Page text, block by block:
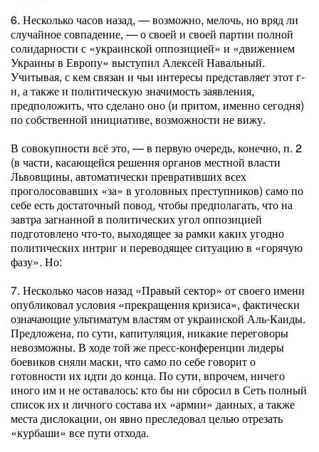
6. Несколько часов назад, — возможно, мелочь, но вряд ли
случайное совпадение, — о своей и своей партии полной
солидарности с «украинской оппозицией» и «движением
Украины в Европу» выступил Алексей Навальный.
Учитывая, с кем связан и чьи интересы представляет этот г-
н, а также и политическую значимость заявления,
предположить, что сделано оно (и притом, именно сегодня)
по собственной инициативе, возможности не вижу.
В совокупности всё это, — в первую очередь, конечно, п. 2
(в части, касающейся решения органов местной власти
Львовщины, автоматически превративших всех
проголосовавших «за» в уголовных преступников) само по
себе есть достаточный повод, чтобы предполагать, что на
завтра загнанной в политических угол оппозицией
подготовлено что-то, выходящее за рамки каких угодно
политических интриг и переводящее ситуацию в «горячую
фазу». Но:
7. Несколько часов назад «Правый сектор» от своего имени
опубликовал условия «прекращения кризиса», фактически
означающие ультиматум властям от украинской Аль-Каиды.
Предложена, по сути, капитуляция, никакие переговоры
невозможны. В ходе той же пресс-конференции лидеры
боевиков сняли маски, что само по себе говорит о
готовности их идти до конца. По сути, впрочем, ничего
иного им и не оставалось: кто бы ни сбросил в Сеть полный
список их и личного состава их «армии» данных, а также
места дислокации, он явно преследовал целью отрезать
«курбаши» все пути отхода.